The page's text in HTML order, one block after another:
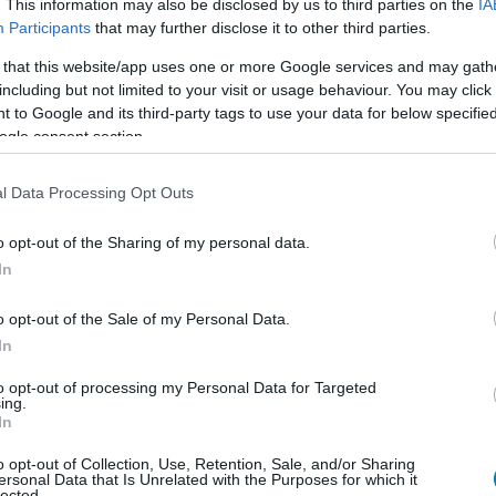
This information may also be disclosed by us to third parties on the
Participants that may further disclose it to other third parties.
that this website/app uses one or more Google services and may
but not limited to your visit or usage behaviour. You may
to Google and its third-party tags to use your data for below
consent section.
Data Processing Opt Outs
opt-out of the Sharing of my personal data.
opt-out of the Sale of my Personal Data.
opt-out of processing my Personal Data for Targeted
opt-out of Collection, Use, Retention, Sale, and/or Sharing
Data that Is Unrelated with the Purposes for which it
Donk például saját elmondása szerint
pedig sokan a játék egyik legnagyobb ígéretének
a korai tehetséggondozást és azt a folyamatot,
szeret egy játékot, fejlődik benne, és a családja
leigazolja, majd a nevét kommunikációs
kapcsolatokra, mozgásra, pihenésre és olyan
mérik, amit csinál. A nyilvánosság, a
jelenthet, amelyet még egy tehetséges gyerek
valódi utánpótlás-nevelésként. Mire a
Counter-Strike 2 versenyrendszere és akár maga a
szemében a lépés inkább tűnik figyelemfelkeltő